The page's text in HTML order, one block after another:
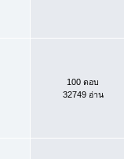
100 ตอบ
32749 อ่าน